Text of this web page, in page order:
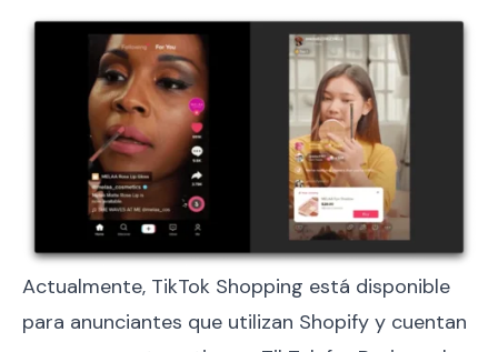
Actualmente, TikTok Shopping está disponible
para anunciantes que utilizan Shopify y cuentan